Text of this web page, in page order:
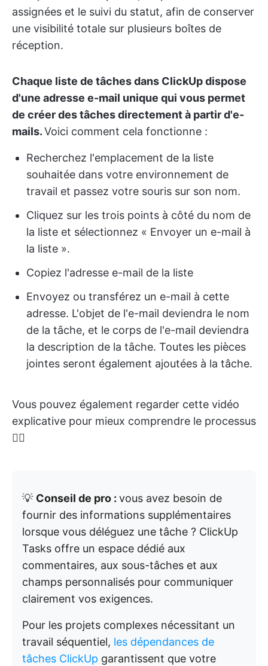
assignées et le suivi du statut, afin de conserver
une visibilité totale sur plusieurs boîtes de
réception.
Chaque liste de tâches dans ClickUp dispose
d'une adresse e-mail unique qui vous permet
de créer des tâches directement à partir d'e-
mails.Voici comment cela fonctionne :
Recherchez l'emplacement de la liste
souhaitée dans votre environnement de
travail et passez votre souris sur son nom.
Cliquez sur les trois points à côté du nom de
la liste et sélectionnez « Envoyer un e-mail à
la liste ».
Copiez l'adresse e-mail de la liste
Envoyez ou transférez un e-mail à cette
adresse. L'objet de l'e-mail deviendra le nom
de la tâche, et le corps de l'e-mail deviendra
la description de la tâche. Toutes les pièces
jointes seront également ajoutées à la tâche.
Vous pouvez également regarder cette vidéo
explicative pour mieux comprendre le processus
👇🏽
💡 Conseil de pro : vous avez besoin de
fournir des informations supplémentaires
lorsque vous déléguez une tâche ? ClickUp
Tasks offre un espace dédié aux
commentaires, aux sous-tâches et aux
champs personnalisés pour communiquer
clairement vos exigences.
Pour les projets complexes nécessitant un
travail séquentiel, les dépendances de
tâches ClickUp garantissent que votre